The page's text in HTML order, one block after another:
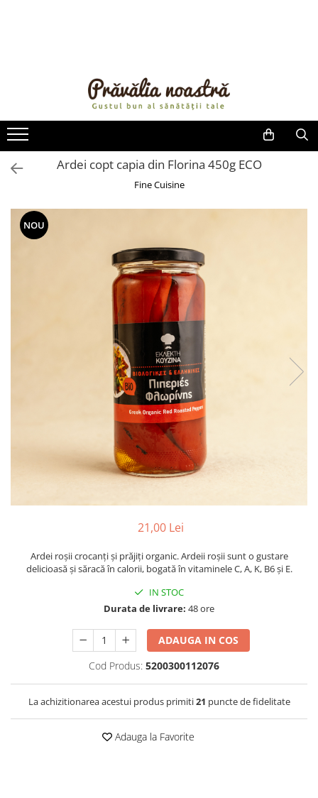
ULEIURI ȘI UNTURI
MĂSLINE
NUCI ȘI SEMINȚE
FRUCTE DESHIDRATATE
FRUCTE LA CONSERVĂ
OȚETURI ȘI SOSURI
BĂUTURI / LAPTE VEGETAL
CREME ȘI PASTE TARTINABILE
BACANIE
REMEDII NATURISTE
Ardei copt capia din Florina 450g ECO
Fine Cuisine
NOU
21,00 Lei
Ardei roșii crocanți și prăjiți organic. Ardeii roșii sunt o gustare
delicioasă și săracă în calorii, bogată în vitaminele C, A, K, B6 și E.
IN STOC
Durata de livrare: 48 ore
ADAUGA IN COS
Cod Produs: 5200300112076
La achizitionarea acestui produs primiti21 puncte de fidelitate
Adauga la Favorite